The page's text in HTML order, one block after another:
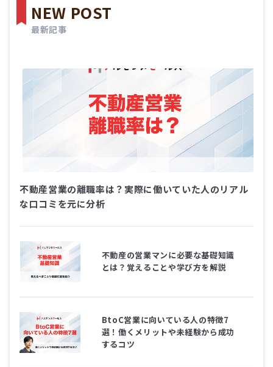
NEW POST
不動産営業の離職率は？実際に働いていた人のリアル
な口コミを元に分析
不動産の営業マンに必要な基礎知識
とは？覚えることや学び方を解説
BtoC営業に向いている人の特徴7
選！働くメリットや未経験から成功
するコツ